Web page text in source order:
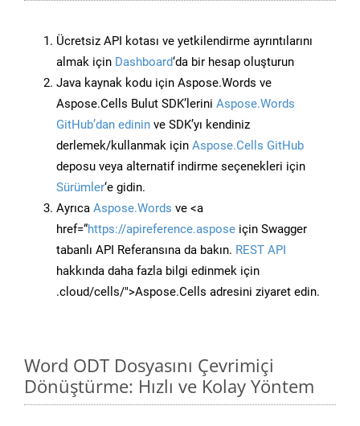
Ücretsiz API kotası ve yetkilendirme ayrıntılarını
almak için Dashboard‘da bir hesap oluşturun
Java kaynak kodu için Aspose.Words ve
Aspose.Cells Bulut SDK’lerini Aspose.Words
GitHub’dan edinin ve SDK’yı kendiniz
derlemek/kullanmak için Aspose.Cells GitHub
deposu veya alternatif indirme seçenekleri için
Sürümler‘e gidin.
Ayrıca Aspose.Words ve <a
href=“https://apireference.aspose için Swagger
tabanlı API Referansına da bakın. REST API
hakkında daha fazla bilgi edinmek için
.cloud/cells/">Aspose.Cells adresini ziyaret edin.
Word ODT Dosyasını Çevrimiçi
Dönüştürme: Hızlı ve Kolay Yöntem